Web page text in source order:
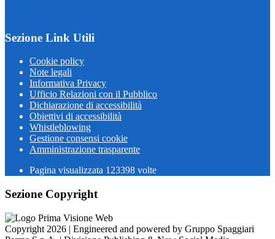
Sezione Link Utili
Cookie policy
Note legali
Informativa Privacy
Ufficio Relazioni con il Pubblico
Dichiarazione di accessibilità
Obiettivi di accessibilità
Whistleblowing
Gestione consensi cookie
Amministrazione trasparente
Pagina visualizzata 123398 volte
Sezione Copyright
Copyright 2026 | Engineered and powered by Gruppo Spaggiari